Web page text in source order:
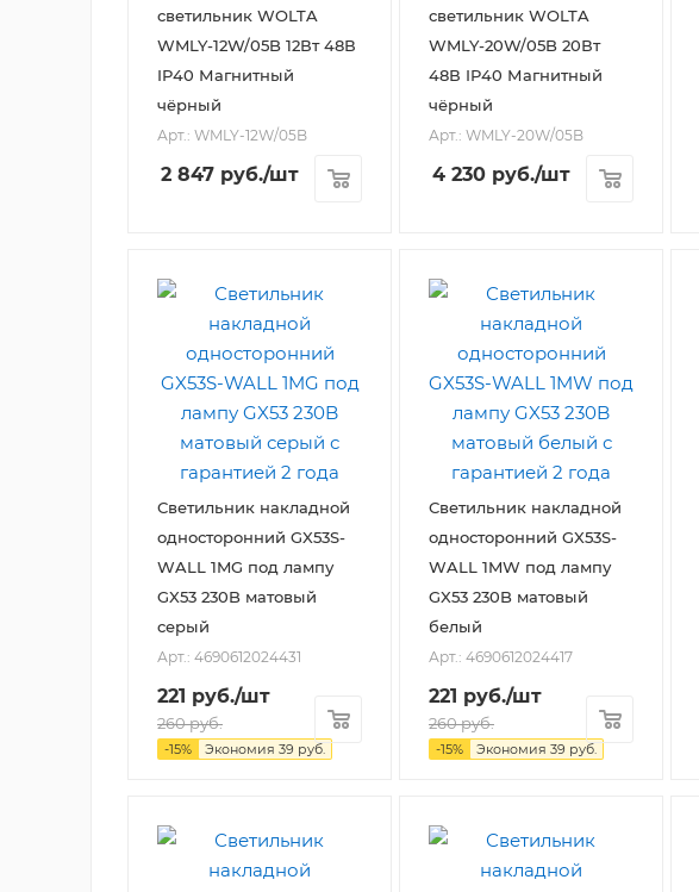
светильник WOLTA
WMLY-12W/05B 12Вт 48В
IP40 Магнитный
чёрный
Арт.: WMLY-12W/05B
2 847 руб./шт
светильник WOLTA
WMLY-20W/05B 20Вт
48В IP40 Магнитный
чёрный
Арт.: WMLY-20W/05B
4 230 руб./шт
Светильник накладной
односторонний GX53S-
WALL 1MG под лампу
GX53 230B матовый
серый
Арт.: 4690612024431
221 руб./шт
260руб.
-15% Экономия 39 руб.
Светильник накладной
односторонний GX53S-
WALL 1MW под лампу
GX53 230B матовый
белый
Арт.: 4690612024417
221 руб./шт
260руб.
-15% Экономия 39 руб.